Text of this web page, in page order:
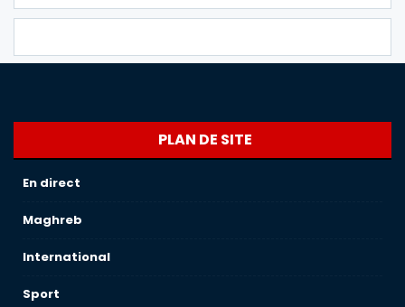
PLAN DE SITE
En direct
Maghreb
International
Sport